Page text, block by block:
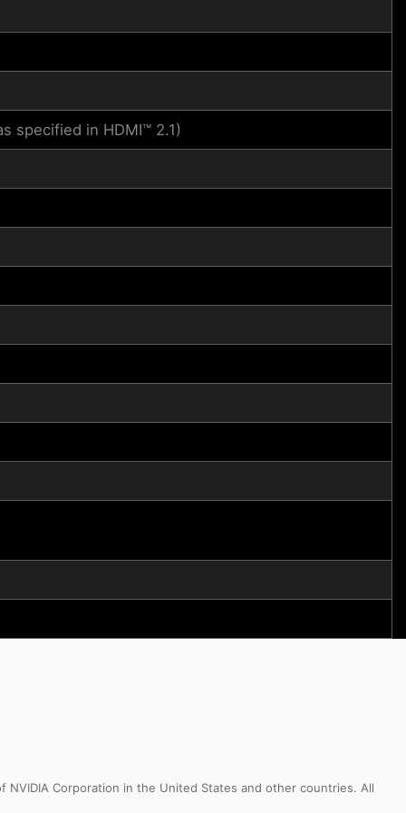
specified in HDMI™ 2.1)
NVIDIA Corporation in the United States and other countries. All